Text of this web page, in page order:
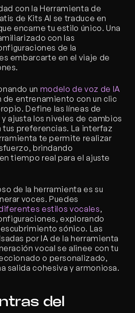
con la Herramienta de
de Kits AI se traduce en
encarne tu estilo único. Una
con las
de la
embarcarte en el viaje de
un modelo de voz de IA
de entrenamiento con un clic
Define las líneas de
ajusta los niveles de cambios
tus preferencias. La interfaz
te permite realizar
brindando
tiempo real para el ajuste
de la herramienta es su
voces. Puedes
estilos vocales,
explorando
sónico. Las
por IA de la herramienta
vocal se alinee con tu
o personalizado,
salida cohesiva y armoniosa.
del